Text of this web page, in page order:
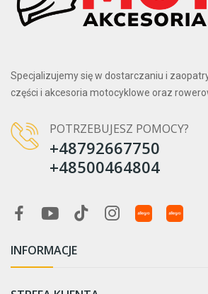
Specjalizujemy się w dostarczaniu i
części i akcesoria motocyklowe oraz
POTRZEBUJESZ POMOCY?
+48792667750
+48500464804
INFORMACJE